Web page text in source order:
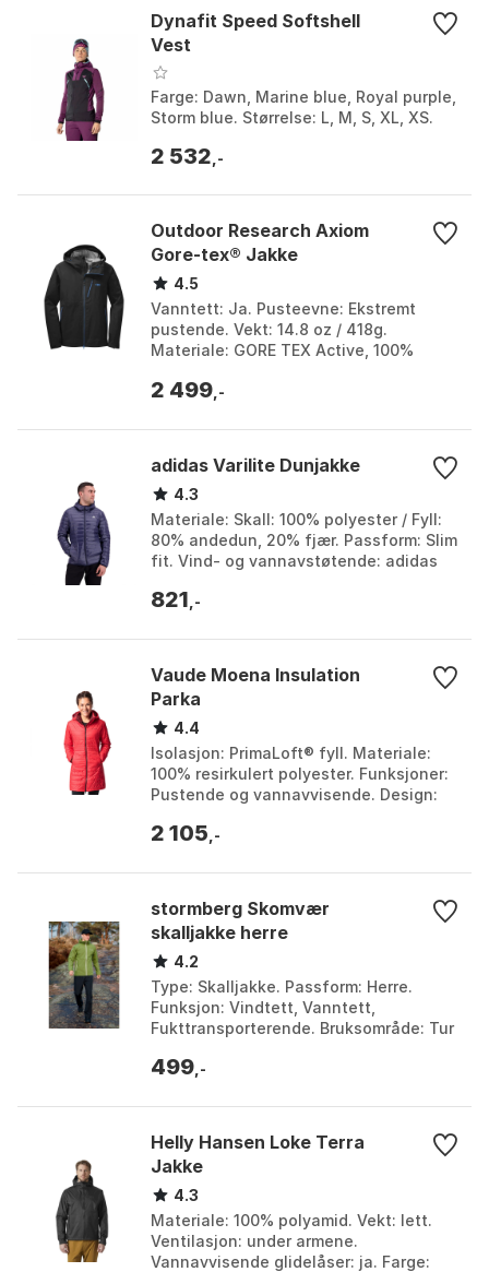
Dynafit Speed Softshell
Vest
Farge: Dawn, Marine blue, Royal purple,
Storm blue. Størrelse: L, M, S, XL, XS.
2 532 ,-
Outdoor Research Axiom
Gore-tex® Jakke
4.5
Vanntett: Ja. Pusteevne: Ekstremt
pustende. Vekt: 14.8 oz / 418g.
Materiale: GORE TEX Active, 100%
Farge: Black / tahoe. Stø...
2 499 ,-
adidas Varilite Dunjakke
4.3
Materiale: Skall: 100% polyester / Fyll:
80% andedun, 20% fjær. Passform: Slim
fit. Vind- og vannavstøtende: adidas
Funksjoner: Elas...
821 ,-
Vaude Moena Insulation
Parka
4.4
Isolasjon: PrimaLoft® fyll. Materiale:
100% resirkulert polyester. Funksjoner:
Pustende og vannavvisende. Design:
Black, Dar...
2 105 ,-
stormberg Skomvær
skalljakke herre
4.2
Type: Skalljakke. Passform: Herre.
Funksjon: Vindtett, Vanntett,
Fukttransporterende. Bruksområde: Tur
Størrelse: 3XL, ...
499 ,-
Helly Hansen Loke Terra
Jakke
4.3
Materiale: 100% polyamid. Vekt: lett.
Ventilasjon: under armene.
Vannavvisende glidelåser: ja. Farge: